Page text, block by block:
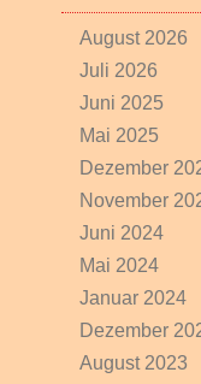
August 2026
Juli 2026
Juni 2025
Mai 2025
Dezember
November
Juni 2024
Mai 2024
Januar 2024
Dezember
August 2023